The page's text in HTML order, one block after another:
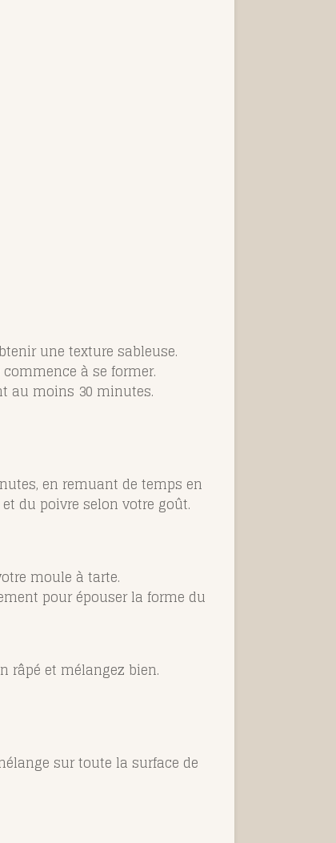
une texture sableuse.
à se former.
au moins 30 minutes.
en remuant de temps en
du poivre selon votre goût.
moule à tarte.
pour épouser la forme du
râpé et mélangez bien.
sur toute la surface de